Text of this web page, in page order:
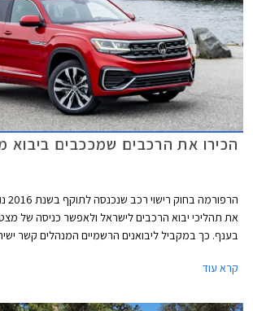
הכירו את הרכבים שמככבים ביבוא
את תהליכי יבוא הרכבים לישראל ולאפשר כניסה של
בענף. כך במקביל ליבואנים הרשמיים המנהלים קשר
במדינות שונות ולשווקן בישראל.
קרא עוד